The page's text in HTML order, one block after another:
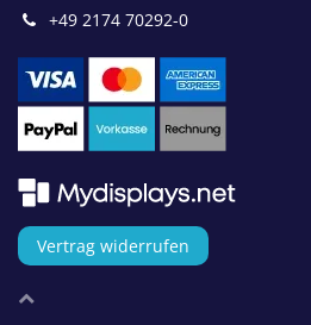
+49 2174 70292-0
Vertrag widerrufen